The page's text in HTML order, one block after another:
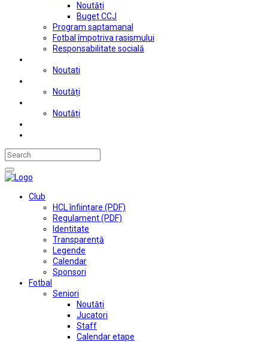
Noutăți
Buget CCJ
Program saptamanal
Fotbal împotriva rasismului
Responsabilitate socială
Noutati
Noutăți
Noutăți
Club
HCL înființare (PDF)
Regulament (PDF)
Identitate
Transparență
Legende
Calendar
Sponsori
Fotbal
Seniori
Noutăți
Jucatori
Staff
Calendar etape